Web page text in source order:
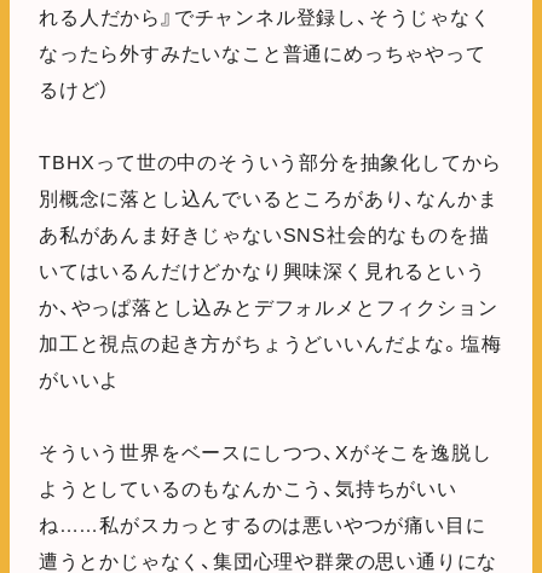
れる人だから』でチャンネル登録し、そうじゃなく
なったら外すみたいなこと普通にめっちゃやって
るけど）
TBHXって世の中のそういう部分を抽象化してから
別概念に落とし込んでいるところがあり、なんかま
あ私があんま好きじゃないSNS社会的なものを描
いてはいるんだけどかなり興味深く見れるという
か、やっぱ落とし込みとデフォルメとフィクション
加工と視点の起き方がちょうどいいんだよな。塩梅
がいいよ
そういう世界をベースにしつつ、Xがそこを逸脱し
ようとしているのもなんかこう、気持ちがいい
ね……私がスカっとするのは悪いやつが痛い目に
遭うとかじゃなく、集団心理や群衆の思い通りにな